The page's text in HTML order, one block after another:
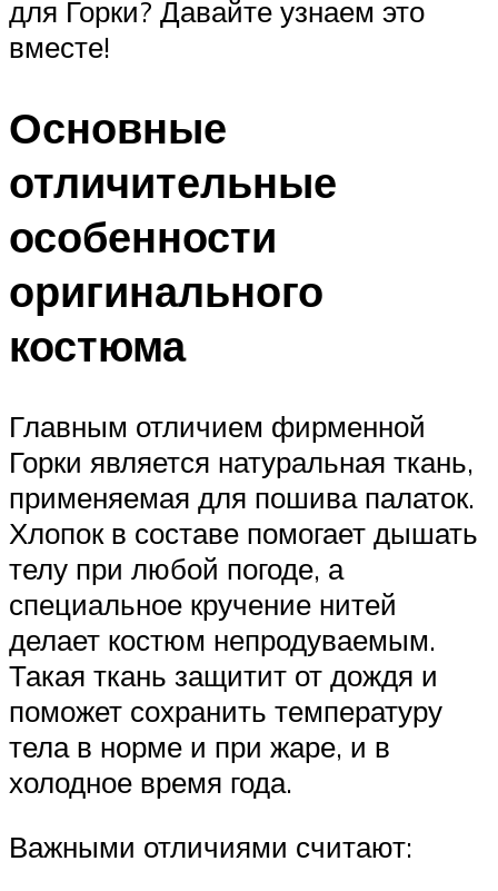
для Горки? Давайте узнаем это
вместе!
Основные
отличительные
особенности
оригинального
костюма
Главным отличием фирменной
Горки является натуральная ткань,
применяемая для пошива палаток.
Хлопок в составе помогает дышать
телу при любой погоде, а
специальное кручение нитей
делает костюм непродуваемым.
Такая ткань защитит от дождя и
поможет сохранить температуру
тела в норме и при жаре, и в
холодное время года.
Важными отличиями считают: